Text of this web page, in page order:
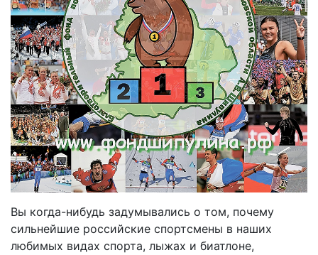
Вы когда-нибудь задумывались о том, почему
сильнейшие российские спортсмены в наших
любимых видах спорта, лыжах и биатлоне,